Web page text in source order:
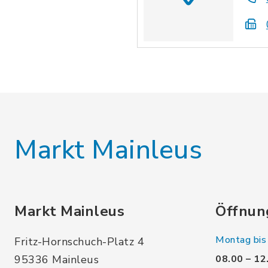
Markt Mainleus
Markt Mainleus
Fritz-Hornschuch-Platz 4
95336 Mainleus
Montag
08.00 –